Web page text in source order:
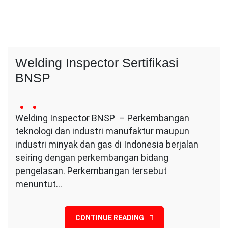
Welding Inspector Sertifikasi
BNSP
15
May
2024
Conversa
Indotama
comment
on
Welding
Inspector
Sertifikasi
BNSP
Welding Inspector BNSP – Perkembangan
teknologi dan industri manufaktur maupun
industri minyak dan gas di Indonesia berjalan
seiring dengan perkembangan bidang
pengelasan. Perkembangan tersebut
menuntut…
CONTINUE READING